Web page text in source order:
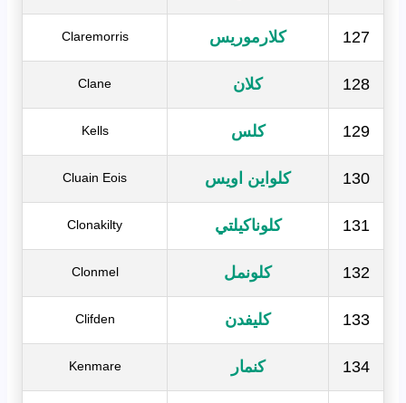
127 كلارموريس Claremorris
128 كلان Clane
129 كلس Kells
130 كلواين اويس Cluain Eois
131 كلوناكيلتي Clonakilty
132 كلونمل Clonmel
133 كليفدن Clifden
134 كنمار Kenmare